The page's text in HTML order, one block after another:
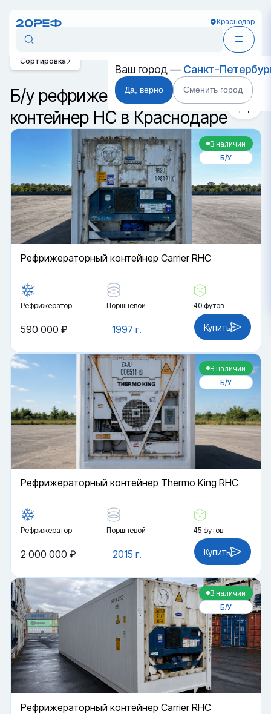
Краснодар
Ваш город — Санкт-
Да, верно Сменить город
Б/у рефрижераторный
контейнер HC в Краснодаре
Сортировка
В наличии
Б/У
Рефрижераторный контейнер Carrier RHC
Рефрижератор Поршневой 40 футов
1997 г.
590 000 ₽ Купить
В наличии
Б/У
Рефрижераторный контейнер Thermo King RHC
Рефрижератор Поршневой 45 футов
2015 г.
2 000 000 ₽ Купить
В наличии
Б/У
Рефрижераторный контейнер Carrier RHC